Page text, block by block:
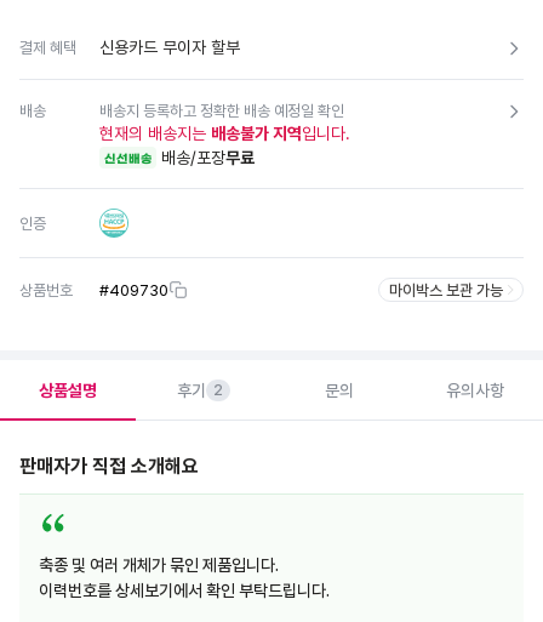
결제 혜택 신용카드 무이자 할부
배송 배송지 등록하고 정확한 배송 예정일 확인
현재의 배송지는 배송불가 지역입니다.
신선배송 배송/포장무료
인증
상품번호 #409730 마이박스 보관 가능
상품설명 후기 2 문의 유의사항
판매자가 직접 소개해요
축종 및 여러 개체가 묶인 제품입니다.
이력번호를 상세보기에서 확인 부탁드립니다.